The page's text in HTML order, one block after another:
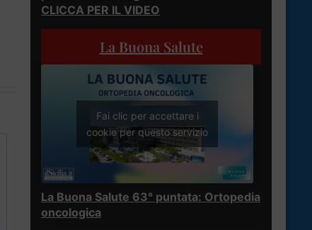
CLICCA PER IL VIDEO
La Buona Salute
Fai clic per accettare i
cookie per questo servizio
La Buona Salute 63° puntata: Ortopedia
oncologica